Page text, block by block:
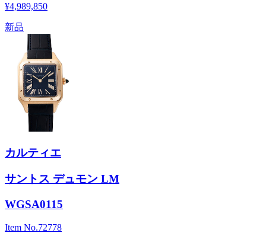
¥4,989,850
新品
カルティエ
サントス デュモン LM
WGSA0115
Item No.72778